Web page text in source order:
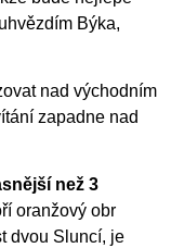
Býka,
nad východním
zapadne nad
než 3
oranžový obr
dvou Sluncí, je